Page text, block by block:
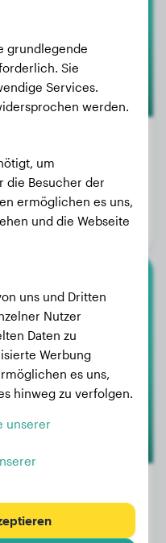
2 Jahre, 6 Monate
Rüde
1
grundlegende
Sie
Services.
werden.
um
die Besucher der
ermöglichen es uns,
und die Webseite
uns und Dritten
Nutzer
Daten zu
Werbung
es uns,
hinweg zu verfolgen.
unserer